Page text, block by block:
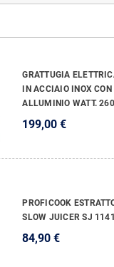
GRATTUGIA
IN ACCIAIO INOX
ALLUMINIO WATT. 260
199,00 €
PROFICOOK
SLOW JUICER SJ
84,90 €